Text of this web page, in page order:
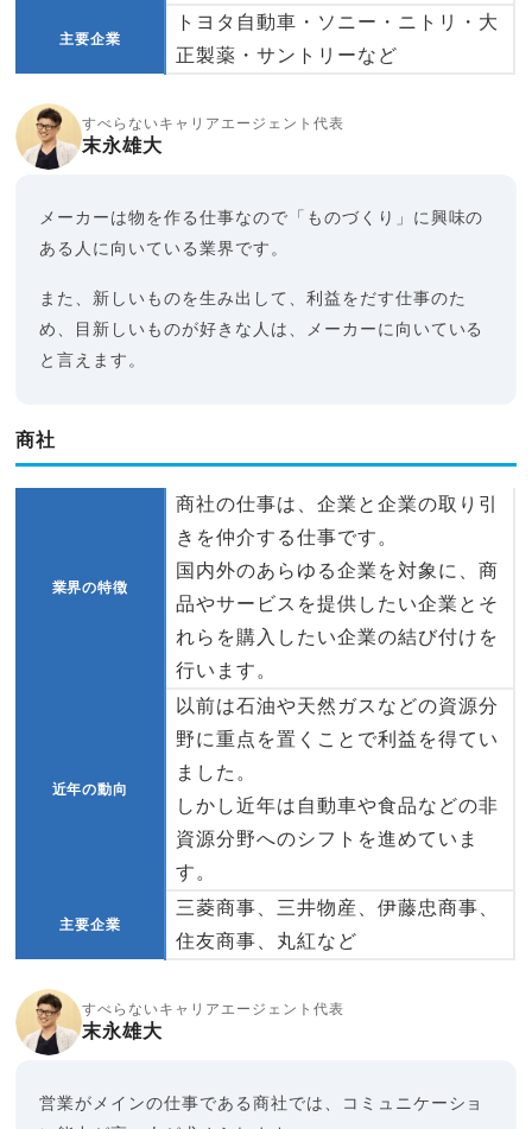
主要企業
トヨタ自動車・ソニー・ニトリ・大
正製薬・サントリーなど
すべらないキャリアエージェント代表
末永雄大
メーカーは物を作る仕事なので「ものづくり」に興味の
ある人に向いている業界です。
また、新しいものを生み出して、利益をだす仕事のた
め、目新しいものが好きな人は、メーカーに向いている
と言えます。
商社
業界の特徴
商社の仕事は、企業と企業の取り引
きを仲介する仕事です。
国内外のあらゆる企業を対象に、商
品やサービスを提供したい企業とそ
れらを購入したい企業の結び付けを
行います。
近年の動向
以前は石油や天然ガスなどの資源分
野に重点を置くことで利益を得てい
ました。
しかし近年は自動車や食品などの非
資源分野へのシフトを進めていま
す。
主要企業
三菱商事、三井物産、伊藤忠商事、
住友商事、丸紅など
すべらないキャリアエージェント代表
末永雄大
営業がメインの仕事である商社では、コミュニケーショ